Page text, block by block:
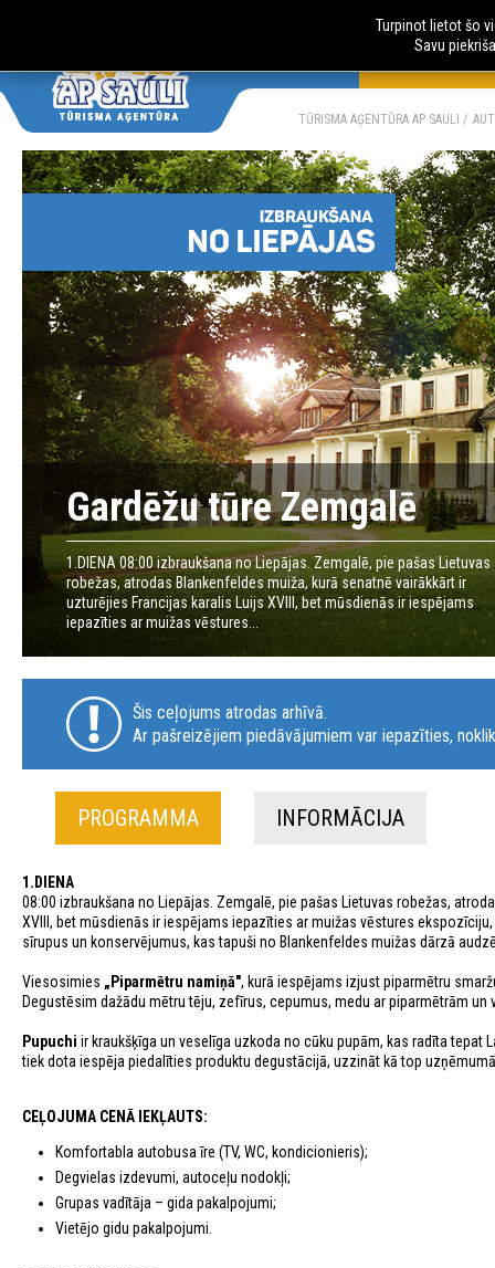
AUTOBUSU
TŪRISMA AĢENTŪRA AP SAULI
Gardēžu tūre Zemgalē
1.DIENA 08:00 izbraukšana no Liepājas. Zemgalē, pie pašas Lietuvas
robežas, atrodas Blankenfeldes muiža, kurā senatnē vairākkārt ir
uzturējies Francijas karalis Luijs XVIII, bet mūsdienās ir iespējams
iepazīties ar muižas vēstures...
Šis ceļojums atrodas arhīvā.
Ar pašreizējiem piedāvājumiem var iepazīties,
PROGRAMMA INFORMĀCIJA
1.DIENA
08:00 izbraukšana no Liepājas. Zemgalē, pie pašas Lietuvas robežas,
XVIII, bet mūsdienās ir iespējams iepazīties ar muižas vēstures
sīrupus un konservējumus, kas tapuši no Blankenfeldes muižas dārzā
Viesosimies „Piparmētru namiņā", kurā iespējams izjust piparmētru
Degustēsim dažādu mētru tēju, zefīrus, cepumus, medu ar piparmētrām
Pupuchi ir kraukšķīga un veselīga uzkoda no cūku pupām, kas radīta
tiek dota iespēja piedalīties produktu degustācijā, uzzināt kā top
CEĻOJUMA CENĀ IEKĻAUTS:
Komfortabla autobusa īre (TV, WC, kondicionieris);
Degvielas izdevumi, autoceļu nodokļi;
Grupas vadītāja – gida pakalpojumi;
Vietējo gidu pakalpojumi.
Turpinot lietot šo
Savu